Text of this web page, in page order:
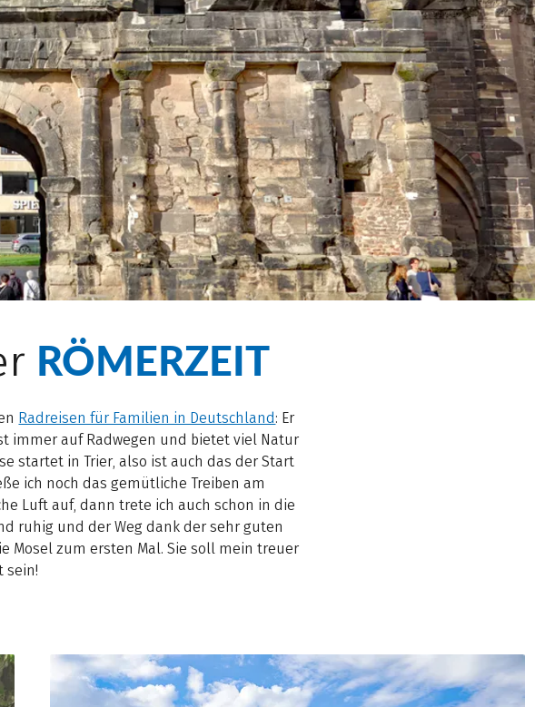
RÖMERZEIT
Radreisen für Familien in Deutschland: Er
immer auf Radwegen und bietet viel Natur
startet in Trier, also ist auch das der Start
ich noch das gemütliche Treiben am
Luft auf, dann trete ich auch schon in die
ruhig und der Weg dank der sehr guten
Mosel zum ersten Mal. Sie soll mein treuer
sein!